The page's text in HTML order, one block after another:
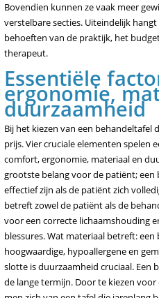
Bovendien kunnen ze vaak meer
verstelbare secties. Uiteindelijk
behoeften van de praktijk, het
therapeut.
Essentiële
ergonomie,
duurzaamheid
Bij het kiezen van een
prijs. Vier cruciale elementen spelen
comfort, ergonomie, materiaal en
grootste belang voor de patiënt; een
effectief zijn als de patiënt zich
betreft zowel de patiënt als de
voor een correcte lichaamshouding
blessures. Wat materiaal betreft:
hoogwaardige, hypoallergene en
slotte is duurzaamheid cruciaal. Een
de lange termijn. Door te kiezen